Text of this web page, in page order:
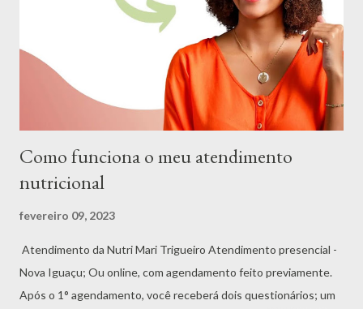
Como funciona o meu atendimento
nutricional
fevereiro 09, 2023
Atendimento da Nutri Mari Trigueiro Atendimento presencial -
Nova Iguaçu; Ou online, com agendamento feito previamente.
Após o 1° agendamento, você receberá dois questionários; um